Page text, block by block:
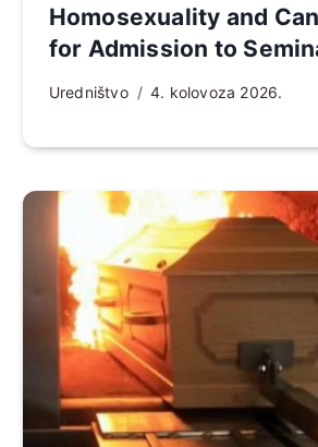
Homosexuality and
for Admission to
Uredništvo 4. kolovoza 2026.